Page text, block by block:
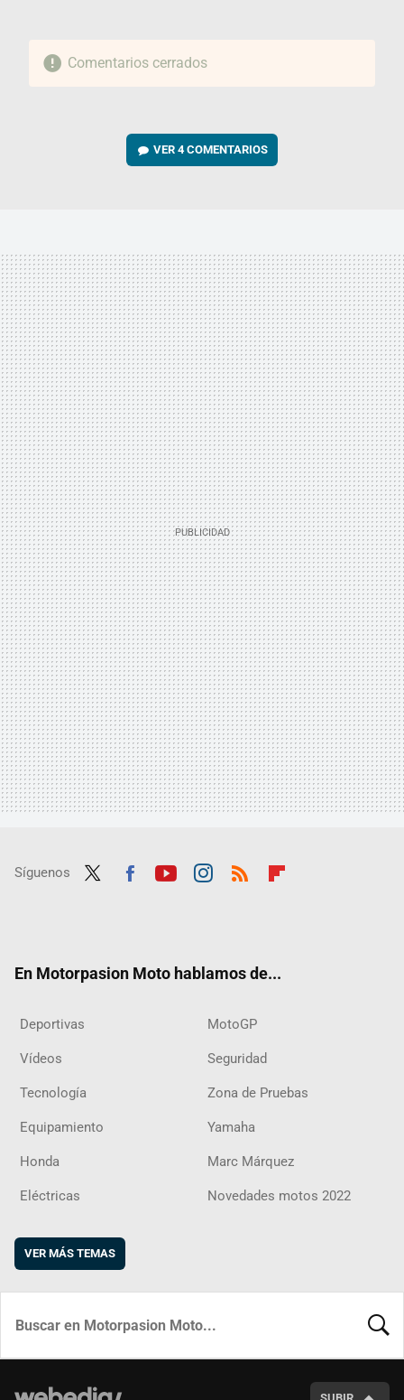
Comentarios cerrados
VER4 COMENTARIOS
Síguenos
En Motorpasion Moto hablamos de...
Deportivas MotoGP
Vídeos Seguridad
Tecnología Zona de Pruebas
Equipamiento Yamaha
Honda Marc Márquez
Eléctricas Novedades motos 2022
VER MÁS TEMAS